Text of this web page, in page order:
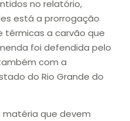
no relatório,
está a prorrogação
térmicas a carvão que
foi defendida pelo
com a
do Rio Grande do
matéria que devem